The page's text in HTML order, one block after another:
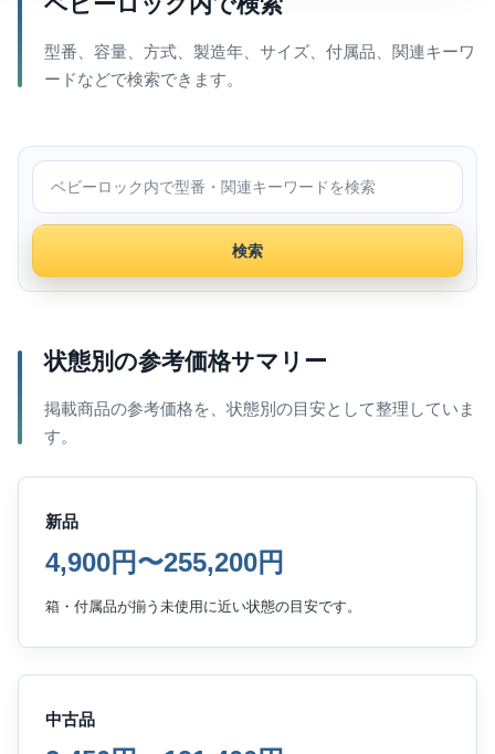
型番、容量、方式、製造年、サイズ、付属品、関連キーワ
ードなどで検索できます。
ベビーロック内で検索
検索
状態別の参考価格サマリー
掲載商品の参考価格を、状態別の目安として整理していま
す。
新品
4,900円〜255,200円
箱・付属品が揃う未使用に近い状態の目安です。
中古品